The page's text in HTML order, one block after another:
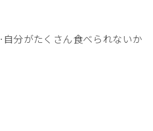
分がたくさん食べられないか